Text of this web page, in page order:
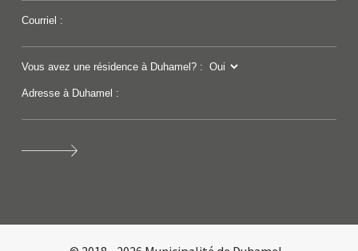
Courriel :
Vous avez une résidence à Duhamel? :
Adresse à Duhamel :